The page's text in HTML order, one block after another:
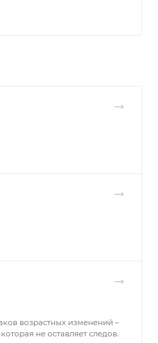
возрастных изменений –
не оставляет следов.